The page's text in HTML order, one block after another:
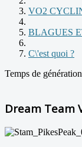
VO2
BLAGUES
C\'est quoi ?
Temps de
Dream Team